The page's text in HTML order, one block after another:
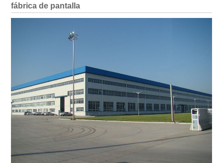
fábrica de pantalla